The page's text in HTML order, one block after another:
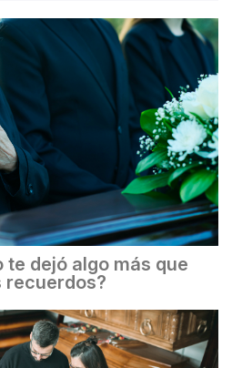
te dejó algo más que
recuerdos?